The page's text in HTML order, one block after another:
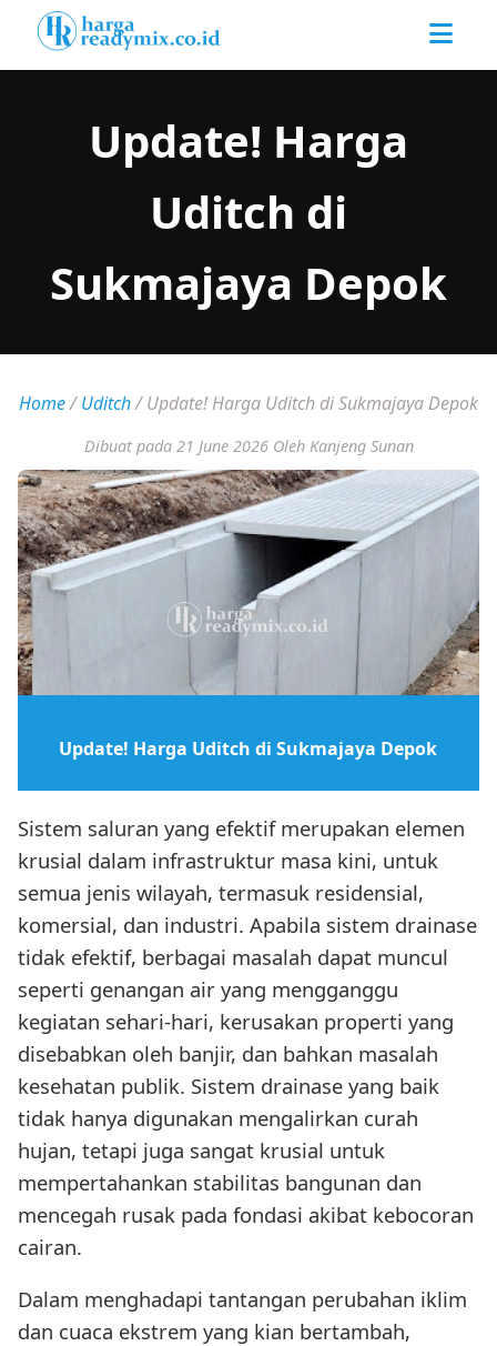
Update! Harga
Uditch di
Sukmajaya Depok
Home/Uditch/Update! Harga Uditch di Sukmajaya Depok
Dibuat pada 21 June 2026 Oleh Kanjeng Sunan
Update! Harga Uditch di Sukmajaya Depok
Sistem saluran yang efektif merupakan elemen
krusial dalam infrastruktur masa kini, untuk
semua jenis wilayah, termasuk residensial,
komersial, dan industri. Apabila sistem drainase
tidak efektif, berbagai masalah dapat muncul
seperti genangan air yang mengganggu
kegiatan sehari-hari, kerusakan properti yang
disebabkan oleh banjir, dan bahkan masalah
kesehatan publik. Sistem drainase yang baik
tidak hanya digunakan mengalirkan curah
hujan, tetapi juga sangat krusial untuk
mempertahankan stabilitas bangunan dan
mencegah rusak pada fondasi akibat kebocoran
cairan.
Dalam menghadapi tantangan perubahan iklim
dan cuaca ekstrem yang kian bertambah,